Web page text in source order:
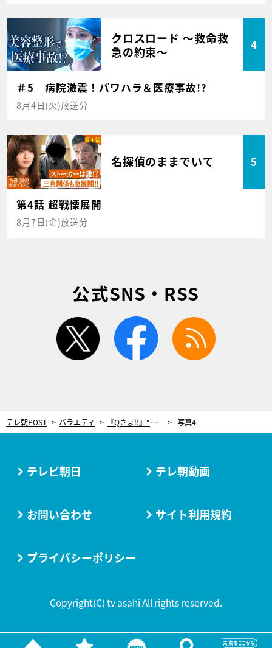
クロスロード ～救命救
急の約束～
4
＃5 病院激震！パワハラ＆医療事故!?
8月4日(火)放送分
名探偵のままでいて 5
第4話 超戦慄展開
8月7日(金)放送分
公式SNS・RSS
twitter facebook
テレ朝POST バラエティ 『Qさま!!』“昭和100年シリーズ”がスタート！昭和のリーダーBEST15から出題3時間SP 写真4
テレビ朝日 テレ朝動画
お問い合わせ サイト利用規約
プライバシーポリシー
Copyright(C) tv asahi All rights reserved.